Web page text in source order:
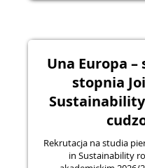
Una Europa
stopnia
Rekrutacja na studia
in Sustainability